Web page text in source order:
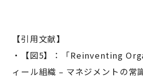
【引用文献】
・【図5】：「Reinventing
ィール組織 – マネジメントの常